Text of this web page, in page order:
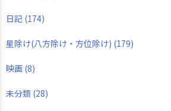
日記 (174)
星除け(八方除け・方位除け) (179)
映画 (8)
未分類 (28)